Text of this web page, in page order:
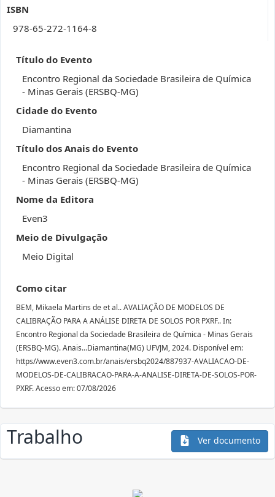
ISBN
978-65-272-1164-8
Título do Evento
Encontro Regional da Sociedade Brasileira de Química
- Minas Gerais (ERSBQ-MG)
Cidade do Evento
Diamantina
Título dos Anais do Evento
Encontro Regional da Sociedade Brasileira de Química
- Minas Gerais (ERSBQ-MG)
Nome da Editora
Even3
Meio de Divulgação
Meio Digital
Como citar
BEM, Mikaela Martins de et al.. AVALIAÇÃO DE MODELOS DE
CALIBRAÇÃO PARA A ANÁLISE DIRETA DE SOLOS POR PXRF.. In:
Encontro Regional da Sociedade Brasileira de Química - Minas Gerais
(ERSBQ-MG). Anais...Diamantina(MG) UFVJM, 2024. Disponível em:
https//www.even3.com.br/anais/ersbq2024/887937-AVALIACAO-DE-
MODELOS-DE-CALIBRACAO-PARA-A-ANALISE-DIRETA-DE-SOLOS-POR-
PXRF. Acesso em: 07/08/2026
Trabalho Ver documento